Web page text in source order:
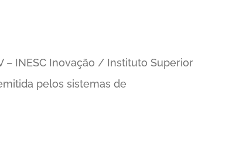
– INESC Inovação / Instituto Superior
pelos sistemas de